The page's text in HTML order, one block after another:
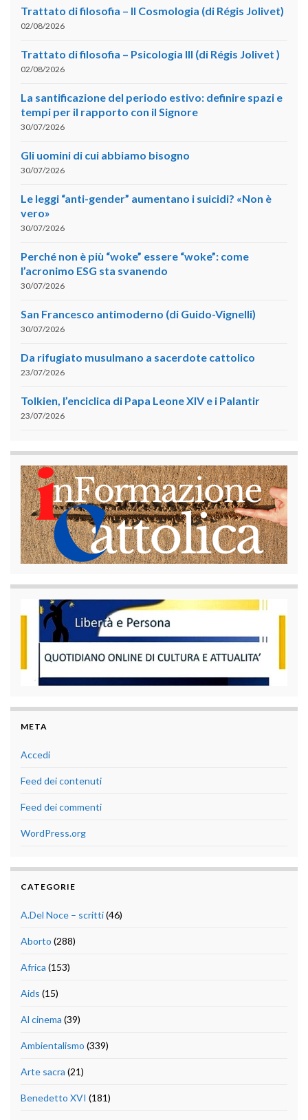
Trattato di filosofia – II Cosmologia (di Régis Jolivet)
02/08/2026
Trattato di filosofia – Psicologia III (di Régis Jolivet )
02/08/2026
La santificazione del periodo estivo: definire spazi e
tempi per il rapporto con il Signore
30/07/2026
Gli uomini di cui abbiamo bisogno
30/07/2026
Le leggi “anti-gender” aumentano i suicidi? «Non è
vero»
30/07/2026
Perché non è più “woke” essere “woke”: come
l’acronimo ESG sta svanendo
30/07/2026
San Francesco antimoderno (di Guido-Vignelli)
30/07/2026
Da rifugiato musulmano a sacerdote cattolico
23/07/2026
Tolkien, l’enciclica di Papa Leone XIV e i Palantir
23/07/2026
META
Accedi
Feed dei contenuti
Feed dei commenti
WordPress.org
CATEGORIE
A.Del Noce – scritti(46)
Aborto (288)
Africa (153)
Aids (15)
Al cinema (39)
Ambientalismo (339)
Arte sacra (21)
Benedetto XVI (181)